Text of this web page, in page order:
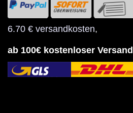
6.70 € versandkosten,
ab 100€ kostenloser Versand